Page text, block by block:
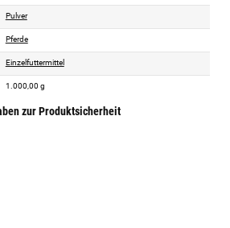
Pulver
Pferde
Einzelfuttermittel
1.000,00 g
zur Produktsicherheit